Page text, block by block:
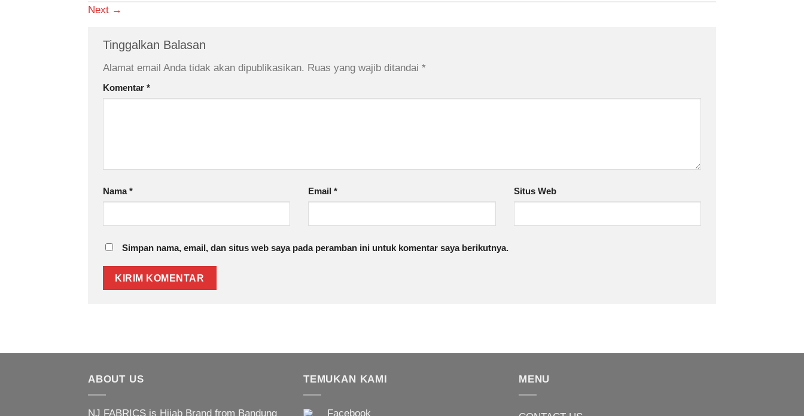
Next →
Tinggalkan Balasan
Alamat email Anda tidak akan dipublikasikan. Ruas yang wajib ditandai *
Komentar *
Nama* Email* Situs Web
Simpan nama, email, dan situs web saya pada peramban ini untuk komentar saya berikutnya.
ABOUT US
NJ FABRICS is Hijab Brand from Bandung
TEMUKAN KAMI
Facebook
MENU